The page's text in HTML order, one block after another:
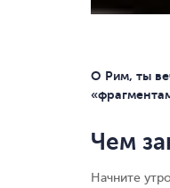
О Рим, ты
Чем
Начните